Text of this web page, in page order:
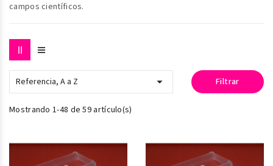
campos científicos.
Referencia, A a Z  Filtrar
Mostrando 1-48 de 59 artículo(s)